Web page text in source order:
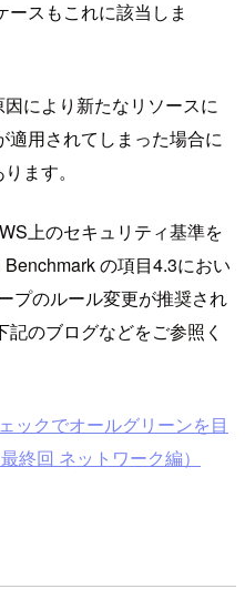
スもこれに該当しま
により新たなリソースに
適用されてしまった場合に
ます。
上のセキュリティ基準を
の項目4.3におい
プのルール変更が推奨され
のブログなどをご参照く
ックでオールグリーンを目
終回 ネットワーク編）